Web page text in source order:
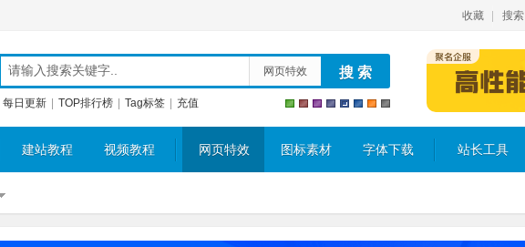
收藏 搜索
网页特效
每日更新 TOP排行榜 Tag标签 充值
建站教程 视频教程 网页特效 图标素材 字体下载 站长工具